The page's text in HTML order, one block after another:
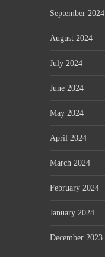
September 2024
August 2024
July 2024
June 2024
May 2024
April 2024
March 2024
February 2024
January 2024
December 2023